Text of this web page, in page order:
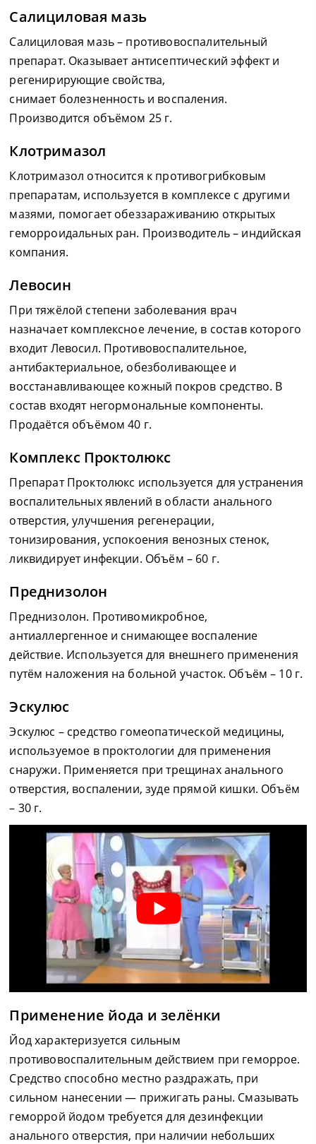
Салициловая мазь
Салициловая мазь – противовоспалительный
препарат. Оказывает антисептический эффект и
регенирирующие свойства,
снимает болезненность и воспаления.
Производится объёмом 25 г.
Клотримазол
Клотримазол относится к противогрибковым
препаратам, используется в комплексе с другими
мазями, помогает обеззараживанию открытых
геморроидальных ран. Производитель – индийская
компания.
Левосин
При тяжёлой степени заболевания врач
назначает комплексное лечение, в состав которого
входит Левосил. Противовоспалительное,
антибактериальное, обезболивающее и
восстанавливающее кожный покров средство. В
состав входят негормональные компоненты.
Продаётся объёмом 40 г.
Комплекс Проктолюкс
Препарат Проктолюкс используется для устранения
воспалительных явлений в области анального
отверстия, улучшения регенерации,
тонизирования, успокоения венозных стенок,
ликвидирует инфекции. Объём – 60 г.
Преднизолон
Преднизолон. Противомикробное,
антиаллергенное и снимающее воспаление
действие. Используется для внешнего применения
путём наложения на больной участок. Объём – 10 г.
Эскулюс
Эскулюс – средство гомеопатической медицины,
используемое в проктологии для применения
снаружи. Применяется при трещинах анального
отверстия, воспалении, зуде прямой кишки. Объём
– 30 г.
Применение йода и зелёнки
Йод характеризуется сильным
противовоспалительным действием при геморрое.
Средство способно местно раздражать, при
сильном нанесении — прижигать раны. Смазывать
геморрой йодом требуется для дезинфекции
анального отверстия, при наличии небольших